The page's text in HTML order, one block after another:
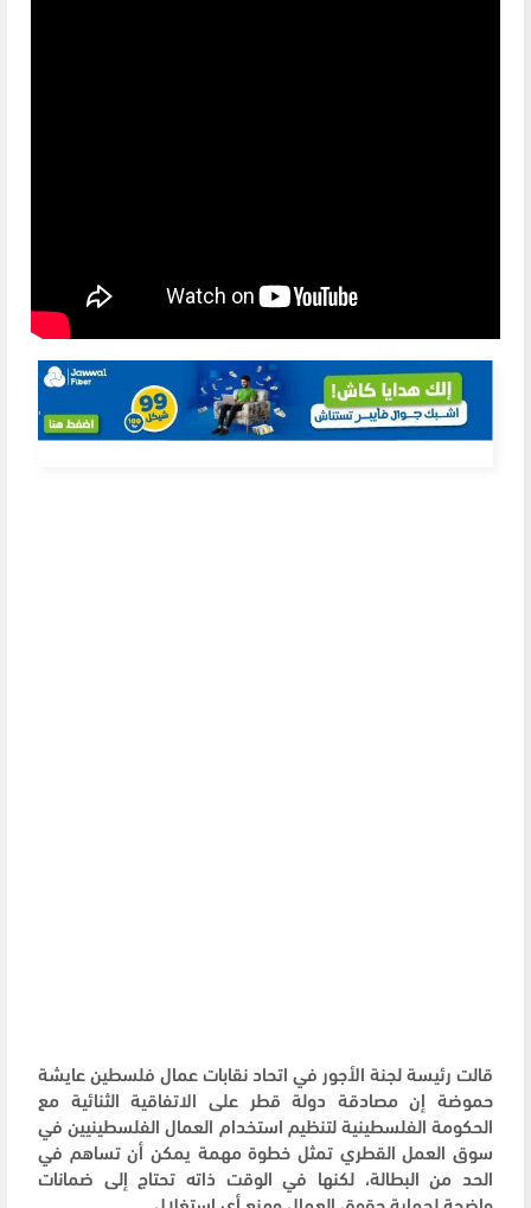
قالت رئيسة لجنة الأجور في اتحاد نقابات عمال فلسطين عايشة
حموضة إن مصادقة دولة قطر على الاتفاقية الثنائية مع
الحكومة الفلسطينية لتنظيم استخدام العمال الفلسطينيين في
سوق العمل القطري تمثل خطوة مهمة يمكن أن تساهم في
الحد من البطالة، لكنها في الوقت ذاته تحتاج إلى ضمانات
واضحة لحماية حقوق العمال ومنع أي استغلال.